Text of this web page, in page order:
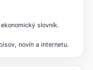
slovník.
novín a internetu.